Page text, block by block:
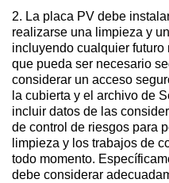
2. La placa PV debe
realizarse una limpieza y
incluyendo cualquier
que pueda ser necesario
considerar un acceso
la cubierta y el archivo de
incluir datos de las
de control de riesgos para
limpieza y los trabajos de
todo momento.
debe considerar